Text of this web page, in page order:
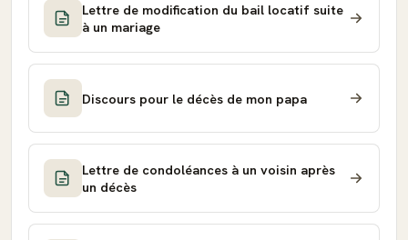
Lettre de modification du bail locatif suite
à un mariage
Discours pour le décès de mon papa
Lettre de condoléances à un voisin après
un décès